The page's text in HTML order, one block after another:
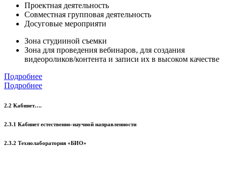
Проектная деятельность
Совместная групповая деятельность
Досуговые мероприяти
Зона студииной съемки
Зона для проведения вебинаров, для создания
видеороликов/контента и записи их в высоком качестве
Подробнее
Подробнее
2.2 Кабинет….
2.3.1 Кабинет естественно-научной направленности
2.3.2 Технолаборатория «БИО»